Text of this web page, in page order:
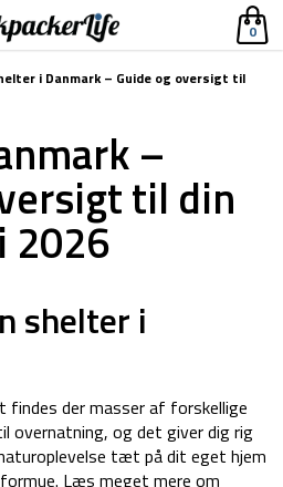
0
i Danmark – Guide og oversigt til
–
til din
2026
shelter i
findes der masser af forskellige
overnatning, og det giver dig rig
tæt på dit eget hjem
Læs meget mere om